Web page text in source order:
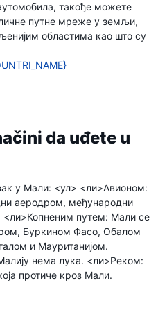
такође можете
путне мреже у земљи,
областима као што су
da uđete u
у Мали: <ул> <ли>Авионом:
аеродром, међународни
<ли>Копненим путем: Мали се
Буркином Фасо, Обалом
и Мауританијом.
нема лука. <ли>Реком:
протиче кроз Мали.